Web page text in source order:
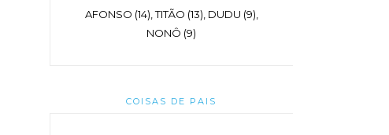
AFONSO (14), TITÃO (13), DUDU (9),
NONÔ (9)
COISAS DE PAIS